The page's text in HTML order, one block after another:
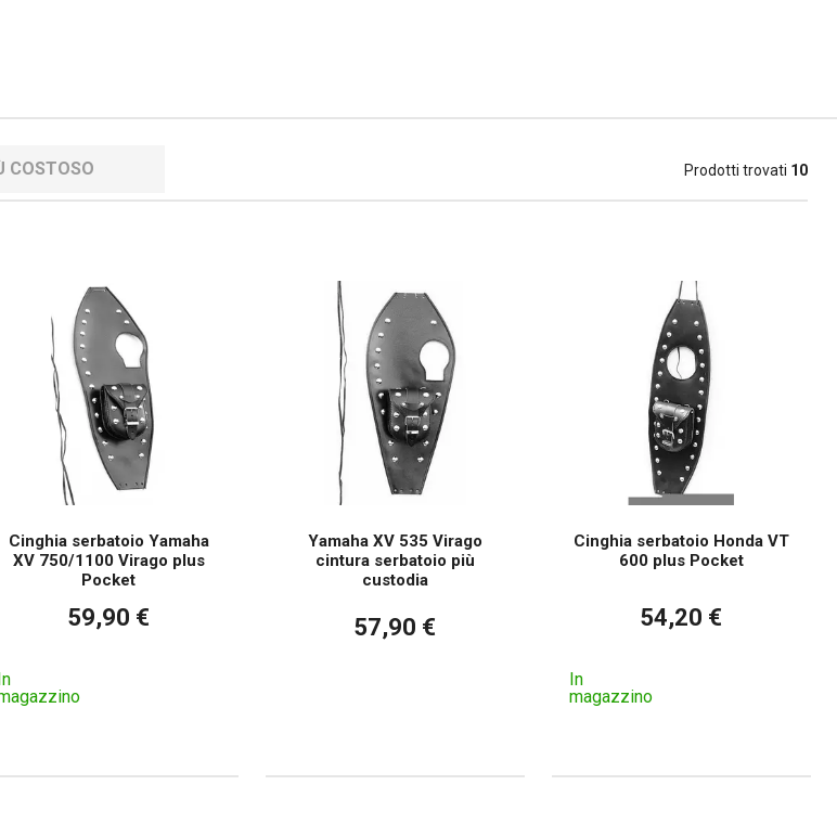
Prodotti trovati 10
COSTOSO
Cinghia serbatoio Yamaha
XV 750/1100 Virago plus
Pocket
59,90 €
Yamaha XV 535 Virago
cintura serbatoio più
custodia
57,90 €
Cinghia serbatoio Honda VT
600 plus Pocket
54,20 €
In
magazzino